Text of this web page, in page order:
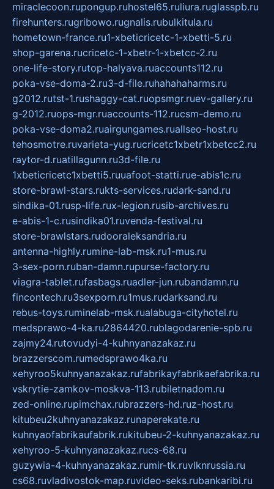
miraclecoon.rupongup.ruhostel65.ruliura.ruglasspb.ru
firehunters.rugribowo.rugnalis.rubulkitula.ru
hometown-france.ru1-xbeticricetc-1-xbetti-5.ru
shop-garena.rucricetc-1-xbetr-1-xbetcc-2.ru
one-life-story.rutop-halyava.ruaccounts112.ru
poka-vse-doma-2.ru3-d-file.ruhahahaharms.ru
g2012.rutst-1.rushaggy-cat.ruopsmgr.ruev-gallery.ru
g-2012.ruops-mgr.ruaccounts-112.rucsm-demo.ru
poka-vse-doma2.ruairgungames.ruallseo-host.ru
tehosmotre.ruvarieta-yug.rucricetc1xbetr1xbetcc2.ru
raytor-d.ruatillagunn.ru3d-file.ru
1xbeticricetc1xbetti5.ruuafoot-statti.rue-abis1c.ru
store-brawl-stars.rukts-services.rudark-sand.ru
sindika-01.rusp-life.rux-legion.rusib-archives.ru
e-abis-1-c.rusindika01.ruvenda-festival.ru
store-brawlstars.rudooraleksandria.ru
antenna-highly.rumine-lab-msk.ru1-mus.ru
3-sex-porn.ruban-damn.rupurse-factory.ru
viagra-tablet.rufasbags.ruadler-jun.rubandamn.ru
fincontech.ru3sexporn.ru1mus.rudarksand.ru
rebus-toys.ruminelab-msk.rualabuga-cityhotel.ru
medsprawo-4-ka.ru2864420.rublagodarenie-spb.ru
zajmy24.rutovudyi-4-kuhnyanazakaz.ru
brazzerscom.rumedsprawo4ka.ru
xehyroo5kuhnyanazakaz.rufabrikayfabrikaefabrika.ru
vskrytie-zamkov-moskva-113.rubiletnadom.ru
zed-online.rupimchax.rubrazzers-hd.ruz-host.ru
kitubeu2kuhnyanazakaz.runaperekate.ru
kuhnyaofabrikaufabrik.rukitubeu-2-kuhnyanazakaz.ru
xehyroo-5-kuhnyanazakaz.rucs-68.ru
guzywia-4-kuhnyanazakaz.rumir-tk.ruvlknrussia.ru
cs68.ruvladivostok-map.ruvideo-seks.rubankaribi.ru